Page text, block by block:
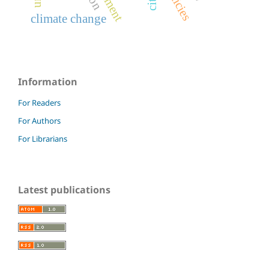
climate change
Information
For Readers
For Authors
For Librarians
Latest publications